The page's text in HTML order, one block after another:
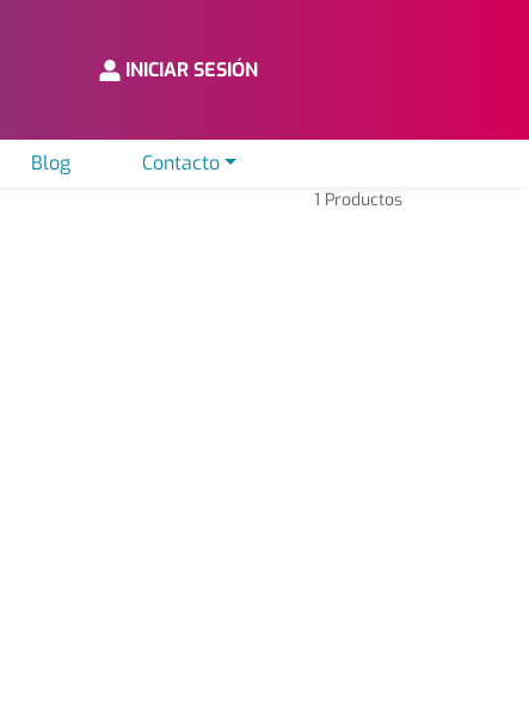
INICIAR SESIÓN
Blog Contacto
1 Productos